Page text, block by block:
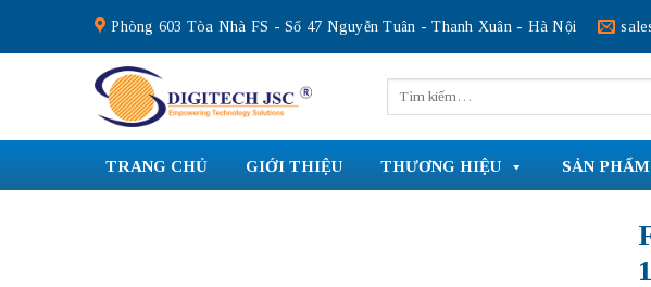
content
Phòng 603 Tòa Nhà FS - Số 47 Nguyễn Tuân - Thanh Xuân - Hà Nội
kiếm:
TRANG CHỦ GIỚI THIỆU THƯƠNG HIỆU SẢN PHẨM